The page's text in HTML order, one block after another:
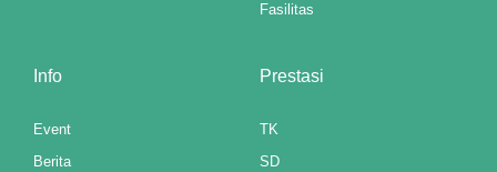
Fasilitas
Info
Event
Berita
Prestasi
TK
SD